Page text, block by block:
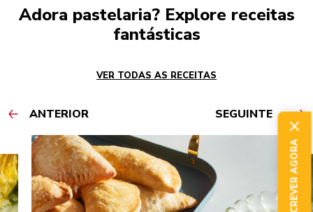
Adora pastelaria? Explore receitas
fantásticas
VER TODAS AS RECEITAS
ANTERIOR SEGUINTE
SUBSCREVER AGORA